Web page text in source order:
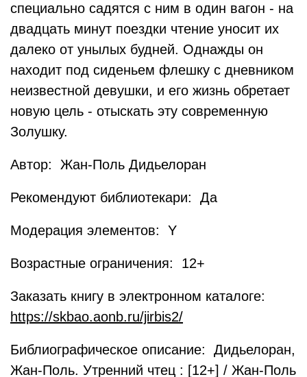
специально садятся с ним в один вагон - на
двадцать минут поездки чтение уносит их
далеко от унылых будней. Однажды он
находит под сиденьем флешку с дневником
неизвестной девушки, и его жизнь обретает
новую цель - отыскать эту современную
Золушку.
Автор: Жан-Поль Дидьелоран
Рекомендуют библиотекари: Да
Модерация элементов: Y
Возрастные ограничения: 12+
Заказать книгу в электронном каталоге:
https://skbao.aonb.ru/jirbis2/
Библиографическое описание: Дидьелоран,
Жан-Поль. Утренний чтец : [12+] / Жан-Поль